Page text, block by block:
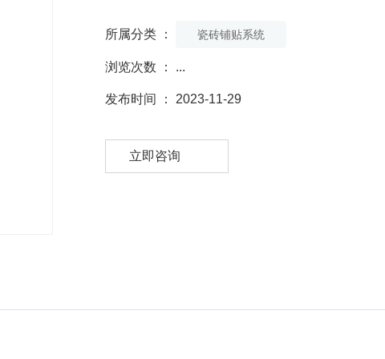
所属分类 ： 瓷砖铺贴系统
浏览次数 ： ...
发布时间 ： 2023-11-29
立即咨询